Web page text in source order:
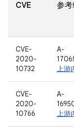
CVE 参
CVE-
2020-
10732
A-
上游
CVE-
2020-
10766
A-
上游